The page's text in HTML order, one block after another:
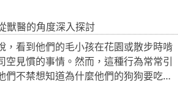
獸醫的角度深入探討
，看到他們的毛小孩在花園或散步時啃
空見慣的事情。然而，這種行為常常引
們不禁想知道為什麼他們的狗狗要吃